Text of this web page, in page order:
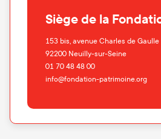
Siège de la
153 bis, avenue Charles de Gaulle
92200 Neuilly-sur-Seine
01 70 48 48 00
info@fondation-patrimoine.org